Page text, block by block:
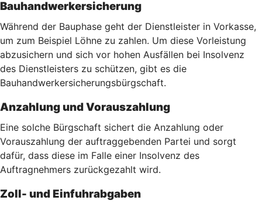
Bauhandwerkersicherung
Während der Bauphase geht der Dienstleister in Vorkasse,
um zum Beispiel Löhne zu zahlen. Um diese Vorleistung
abzusichern und sich vor hohen Ausfällen bei Insolvenz
des Dienstleisters zu schützen, gibt es die
Bauhandwerkersicherungsbürgschaft.
Anzahlung und Vorauszahlung
Eine solche Bürgschaft sichert die Anzahlung oder
Vorauszahlung der auftraggebenden Partei und sorgt
dafür, dass diese im Falle einer Insolvenz des
Auftragnehmers zurückgezahlt wird.
Zoll- und Einfuhrabgaben